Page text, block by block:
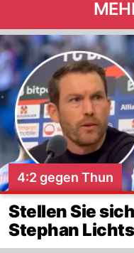
4:2 gegen Thun
Stellen Sie
Stephan